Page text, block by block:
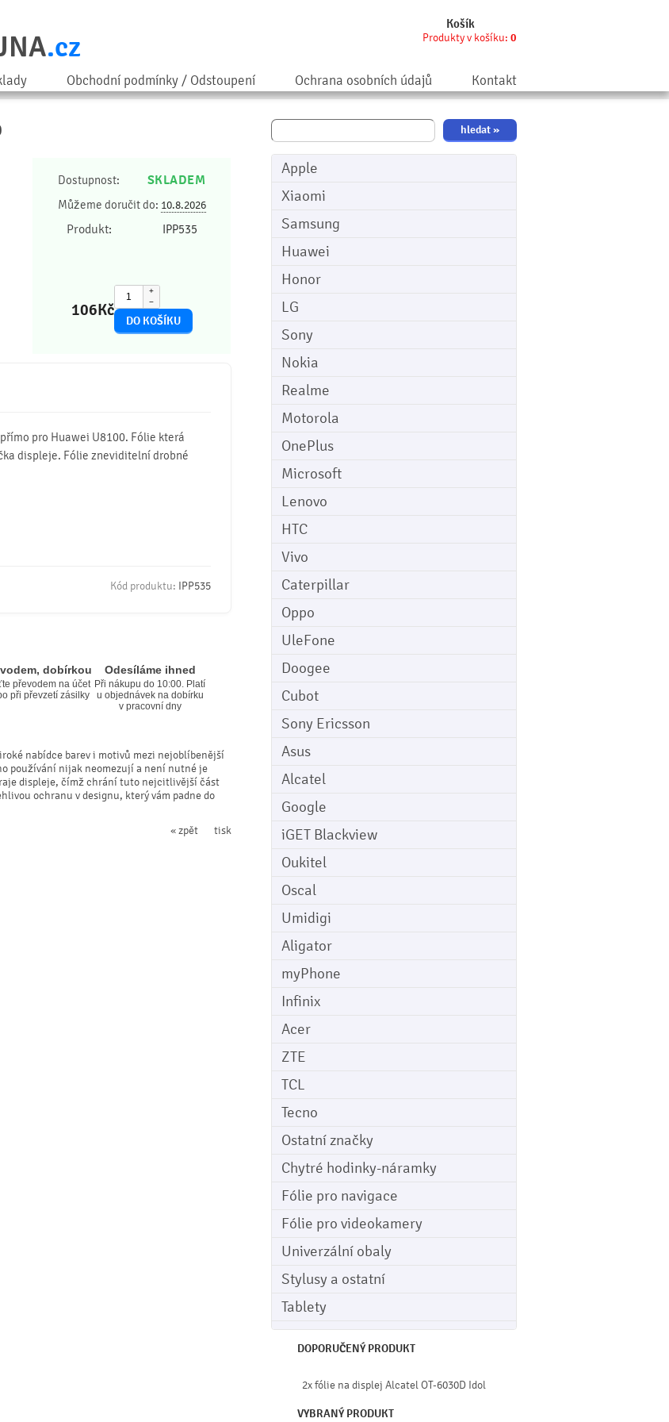
Košík
Produkty v košíku: 0
.cz
Obchodní podmínky / Odstoupení Ochrana osobních údajů Kontakt
Apple
Xiaomi
Samsung
Huawei
Honor
LG
Sony
Nokia
Realme
Motorola
OnePlus
Microsoft
Lenovo
HTC
Vivo
Caterpillar
Oppo
UleFone
Doogee
Cubot
Sony Ericsson
Asus
Alcatel
Google
iGET Blackview
Oukitel
Oscal
Umidigi
Aligator
myPhone
Infinix
Acer
ZTE
TCL
Tecno
Ostatní značky
Chytré hodinky-náramky
Fólie pro navigace
Fólie pro videokamery
Univerzální obaly
Stylusy a ostatní
Tablety
DOPORUČENÝ PRODUKT
2x fólie na displej Alcatel OT-6030D Idol
VYBRANÝ PRODUKT
Dostupnost: SKLADEM
Můžeme doručit do: 10.8.2026
Produkt: IPP535
106Kč
+
−
pro Huawei U8100. Fólie která
displeje. Fólie zneviditelní drobné
Kód produktu: IPP535
dobírkou
převodem na účet
při převzetí zásilky
Odesíláme ihned
Při nákupu do 10:00. Platí
u objednávek na dobírku
v pracovní dny
nabídce barev i motivů mezi nejoblíbenější
používání nijak neomezují a není nutné je
displeje, čímž chrání tuto nejcitlivější část
ochranu v designu, který vám padne do
tisk
« zpět